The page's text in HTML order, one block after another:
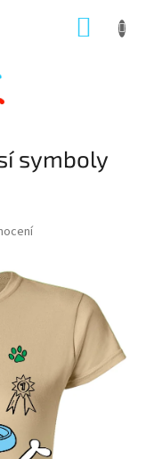
symboly